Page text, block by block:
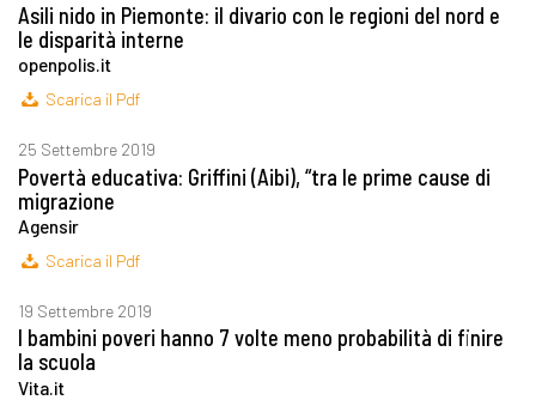
Asili nido in Piemonte: il divario con le regioni del nord e
le disparità interne
openpolis.it
Scarica il Pdf
25 Settembre 2019
Povertà educativa: Griffini (Aibi), “tra le prime cause di
migrazione
Agensir
Scarica il Pdf
19 Settembre 2019
I bambini poveri hanno 7 volte meno probabilità di finire
la scuola
Vita.it